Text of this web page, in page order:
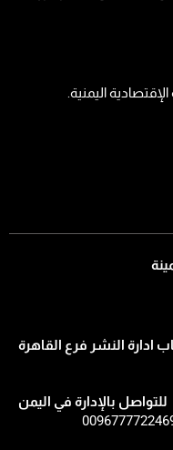
اليمنية.
ادارة النشر فرع القاهرة
للتواصل بالإدارة في اليمن